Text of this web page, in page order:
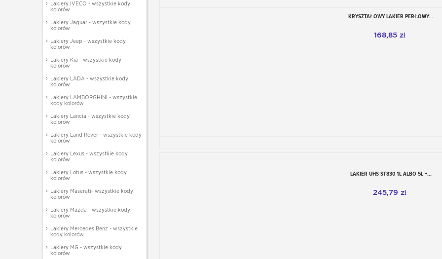
Lakiery IVECO - wszystkie kody
kolorów
Lakiery Jaguar - wszystkie kody
kolorów
Lakiery Jeep - wszystkie kody
kolorów
Lakiery Kia - wszystkie kody
kolorów
Lakiery LADA - wszystkie kody
kolorów
Lakiery LAMBORGHINI - wszystkie
kody kolorów
Lakiery Lancia - wszystkie kody
kolorów
Lakiery Land Rover - wszystkie kody
kolorów
Lakiery Lexus - wszystkie kody
kolorów
Lakiery Lotus - wszystkie kody
kolorów
Lakiery Maserati- wszystkie kody
kolorów
Lakiery Mazda - wszystkie kody
kolorów
Lakiery Mercedes Benz - wszystkie
kody kolorów
Lakiery MG - wszystkie kody
kolorów
Dodaj do koszyka
KRYSZTAŁOWY LAKIER PERŁOWY...
168,85 zł
Dodaj do koszyka
LAKIER UHS ST830 1L ALBO 5L +...
245,79 zł